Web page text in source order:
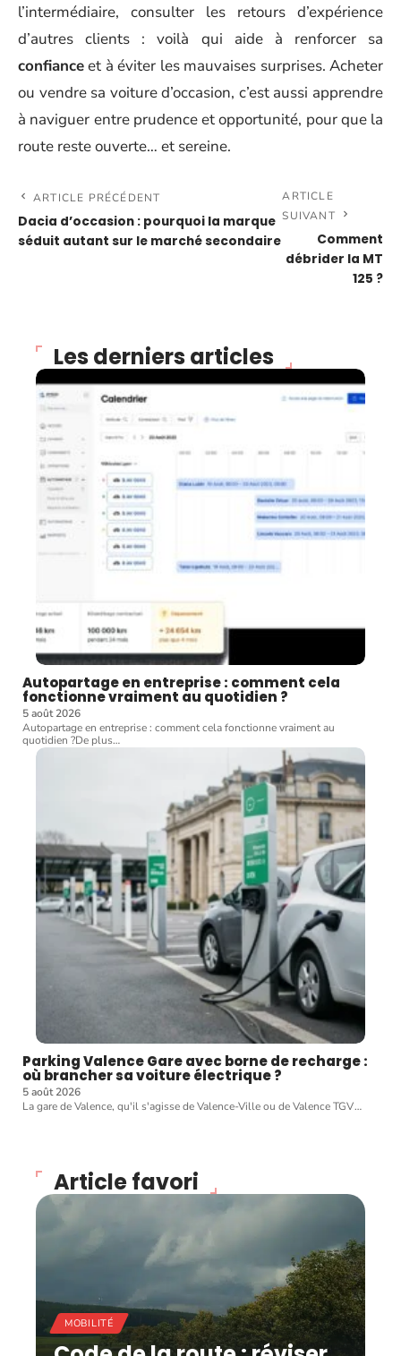
l’intermédiaire, consulter les retours d’expérience
d’autres clients : voilà qui aide à renforcer sa
confianceet à éviter les mauvaises surprises. Acheter
ou vendre sa voiture d’occasion, c’est aussi apprendre
à naviguer entre prudence et opportunité, pour que la
route reste ouverte… et sereine.
ARTICLE PRÉCÉDENT
Dacia d’occasion : pourquoi la marque
séduit autant sur le marché secondaire
ARTICLE
SUIVANT
Comment
débrider la MT
125 ?
Les derniers articles
Autopartage en entreprise : comment cela
fonctionne vraiment au quotidien ?
5 août 2026
Autopartage en entreprise : comment cela fonctionne vraiment au
quotidien ?De plus…
Parking Valence Gare avec borne de recharge :
où brancher sa voiture électrique ?
5 août 2026
La gare de Valence, qu'il s'agisse de Valence-Ville ou de Valence TGV…
Article favori
MOBILITÉ